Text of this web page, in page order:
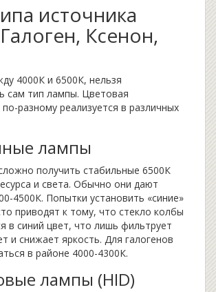
источника
Ксенон,
4000К и 6500К, нельзя
сам тип лампы. Цветовая
разному реализуется в различных
лампы
получить стабильные 6500К
и света. Обычно они дают
4500К. Попытки установить «синие»
приводят к тому, что стекло колбы
в синий цвет, что лишь фильтрует
и снижает яркость. Для галогенов
в районе 4000-4300К.
лампы (HID)